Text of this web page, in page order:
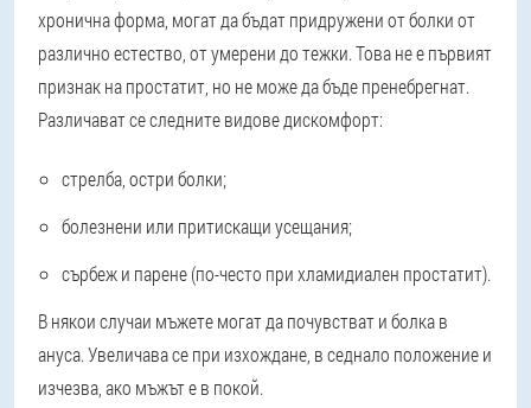
хронична форма, могат да бъдат придружени от болки от
различно естество, от умерени до тежки. Това не е първият
признак на простатит, но не може да бъде пренебрегнат.
Различават се следните видове дискомфорт:
стрелба, остри болки;
болезнени или притискащи усещания;
сърбеж и парене (по-често при хламидиален простатит).
В някои случаи мъжете могат да почувстват и болка в
ануса. Увеличава се при изхождане, в седнало положение и
изчезва, ако мъжът е в покой.